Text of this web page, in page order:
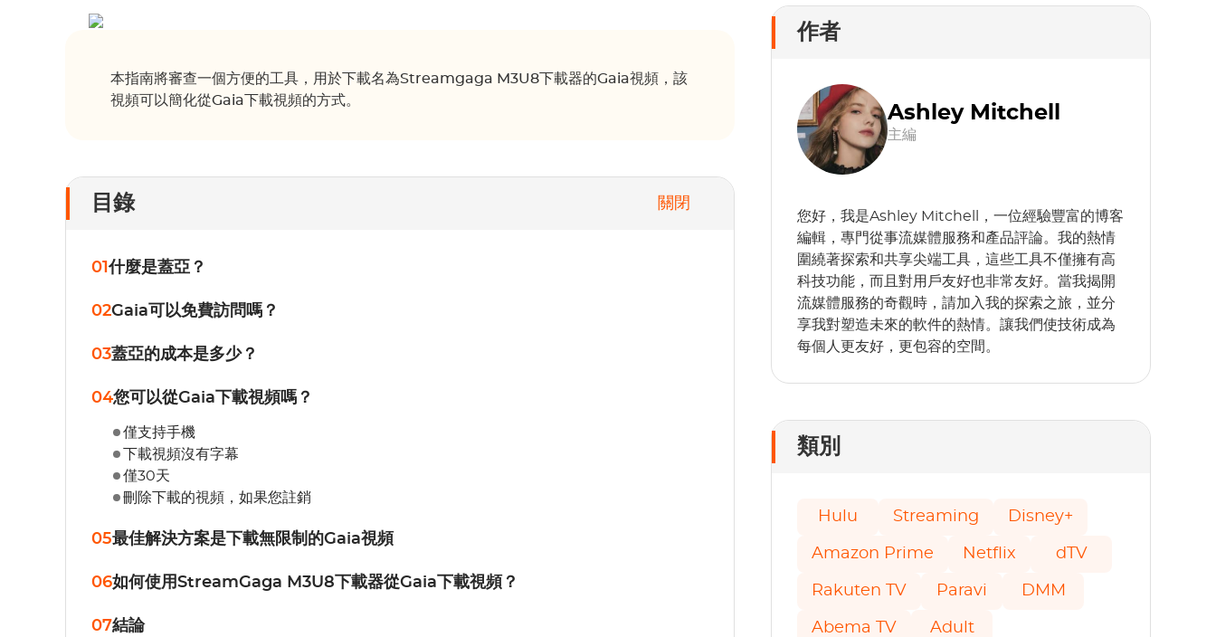
本指南將審查一個方便的工具，用於下載名為Streamgaga M3U8下載器的Gaia視頻，該
視頻可以簡化從Gaia下載視頻的方式。
目錄 關閉
01什麼是蓋亞？
02Gaia可以免費訪問嗎？
03蓋亞的成本是多少？
04您可以從Gaia下載視頻嗎？
僅支持手機
下載視頻沒有字幕
僅30天
刪除下載的視頻，如果您註銷
05最佳解決方案是下載無限制的Gaia視頻
06如何使用StreamGaga M3U8下載器從Gaia下載視頻？
07結論
作者
Ashley Mitchell
主編
您好，我是Ashley Mitchell，一位經驗豐富的博客
編輯，專門從事流媒體服務和產品評論。我的熱情
圍繞著探索和共享尖端工具，這些工具不僅擁有高
科技功能，而且對用戶友好也非常友好。當我揭開
流媒體服務的奇觀時，請加入我的探索之旅，並分
享我對塑造未來的軟件的熱情。讓我們使技術成為
每個人更友好，更包容的空間。
類別
Hulu Streaming Disney+
Amazon Prime Netflix dTV
Rakuten TV Paravi DMM
Abema TV Adult